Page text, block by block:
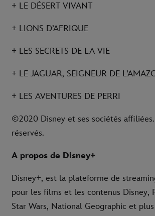
+ LE DÉSERT VIVANT
+ LIONS D’AFRIQUE
+ LES SECRETS DE LA VIE
+ LE JAGUAR, SEIGNEUR DE
+ LES AVENTURES DE PERRI
©2020 Disney et ses sociétés
réservés.
A propos de Disney+
Disney+, est la plateforme de
pour les films et les contenus Disney,
Star Wars, National Geographic et